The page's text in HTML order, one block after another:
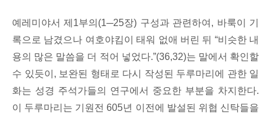
예레미야서 제1부의(1─25장) 구성과 관련하여, 바룩이 기
록으로 남겼으나 여호야킴이 태워 없애 버린 뒤 “비슷한 내
용의 많은 말씀을 더 적어 넣었다.”(36,32)는 말에서 확인할
수 있듯이, 보완된 형태로 다시 작성된 두루마리에 관한 일
화는 성경 주석가들의 연구에서 중요한 부분을 차지한다.
이 두루마리는 기원전 605년 이전에 발설된 위협 신탁들을